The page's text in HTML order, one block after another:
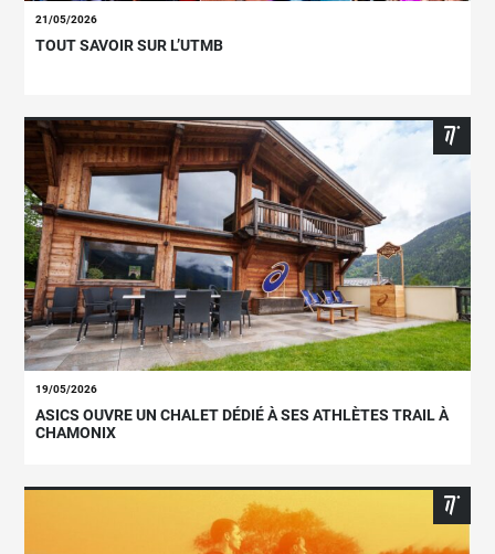
21/05/2026
TOUT SAVOIR SUR L’UTMB
19/05/2026
ASICS OUVRE UN CHALET DÉDIÉ À SES ATHLÈTES TRAIL À
CHAMONIX